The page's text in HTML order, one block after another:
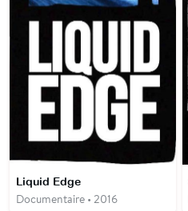
Liquid Edge
Documentaire • 2016